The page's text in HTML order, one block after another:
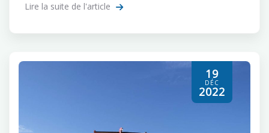
Lire la suite de l'article
19
DÉC
2022